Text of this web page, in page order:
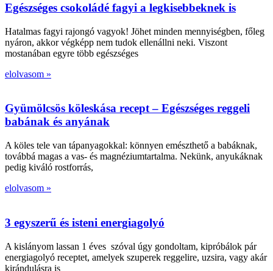
Egészséges csokoládé fagyi a legkisebbeknek is
Hatalmas fagyi rajongó vagyok! Jöhet minden mennyiségben, főleg
nyáron, akkor végképp nem tudok ellenállni neki. Viszont
mostanában egyre több egészséges
elolvasom »
Gyümölcsös köleskása recept – Egészséges reggeli
babának és anyának
A köles tele van tápanyagokkal: könnyen emészthető a babáknak,
továbbá magas a vas- és magnéziumtartalma. Nekünk, anyukáknak
pedig kiváló rostforrás,
elolvasom »
3 egyszerű és isteni energiagolyó
A kislányom lassan 1 éves szóval úgy gondoltam, kipróbálok pár
energiagolyó receptet, amelyek szuperek reggelire, uzsira, vagy akár
kirándulásra is